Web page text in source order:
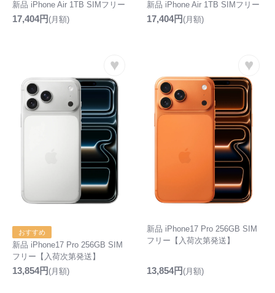
新品 iPhone Air 1TB SIMフリー
17,404円(月額)
新品 iPhone Air 1TB SIMフリー
17,404円(月額)
♥
おすすめ
新品 iPhone17 Pro 256GB SIM
フリー【入荷次第発送】
13,854円(月額)
♥
新品 iPhone17 Pro 256GB SIM
フリー【入荷次第発送】
13,854円(月額)